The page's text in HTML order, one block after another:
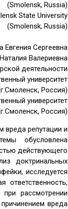
(Smolensk, Russia)
State University
(Smolensk, Russia)
Евгения Сергеевна
Валериевна
деятельности
университет
Россия)
университет
Россия)
вреда репутации и
обусловлена
действующего
доктринальных
исследуется
ответственность,
рассмотрении
вреда